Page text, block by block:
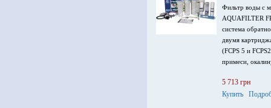
Фильтр воды с
AQUAFILTER
система
двумя
(FCPS 5 и
примеси,
5 713 грн
Купить